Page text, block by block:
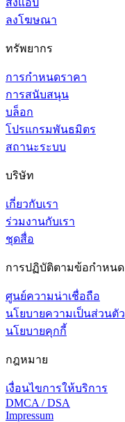
ลงโฆษณา
ทรัพยากร
การกำหนดราคา
การสนับสนุน
บล็อก
โปรแกรมพันธมิตร
สถานะระบบ
บริษัท
เกี่ยวกับเรา
ร่วมงานกับเรา
ชุดสื่อ
การปฏิบัติตามข้อกำหนด
ศูนย์ความน่าเชื่อถือ
นโยบายความเป็นส่วนตัว
นโยบายคุกกี้
กฎหมาย
เงื่อนไขการให้บริการ
DMCA / DSA
Impressum